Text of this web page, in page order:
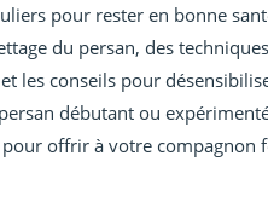
pour rester en bonne
du persan, des
les conseils pour
débutant ou
offrir à votre compagnon